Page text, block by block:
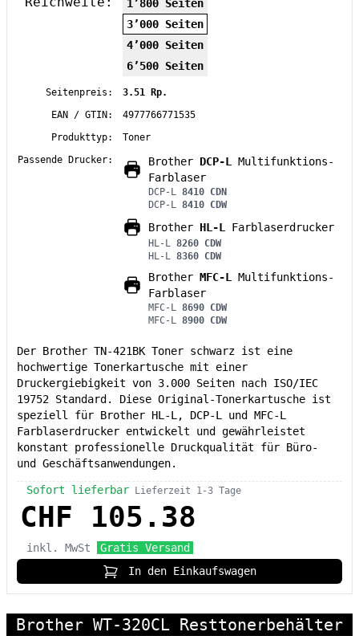
1’800 Seiten
3’000 Seiten
4’000 Seiten
6’500 Seiten
Seitenpreis:
3.51 Rp.
EAN / GTIN:
4977766771535
Produkttyp:
Toner
Passende Drucker:
Brother DCP-L Multifunktions-
Farblaser
DCP-L 8410 CDN
DCP-L 8410 CDW
Brother HL-L Farblaserdrucker
HL-L 8260 CDW
HL-L 8360 CDW
Brother MFC-L Multifunktions-
Farblaser
MFC-L 8690 CDW
MFC-L 8900 CDW
Der Brother TN-421BK Toner schwarz ist eine
hochwertige Tonerkartusche mit einer
Druckergiebigkeit von 3.000 Seiten nach ISO/IEC
19752 Standard. Diese Original-Tonerkartusche ist
speziell für Brother HL-L, DCP-L und MFC-L
Farblaserdrucker entwickelt und gewährleistet
konstant professionelle Druckqualität für Büro-
und Geschäftsanwendungen.
Sofort lieferbar Lieferzeit 1-3 Tage
CHF 105.38
inkl. MwSt
Gratis Versand
In den Einkaufswagen
Brother WT-320CL Resttonerbehälter